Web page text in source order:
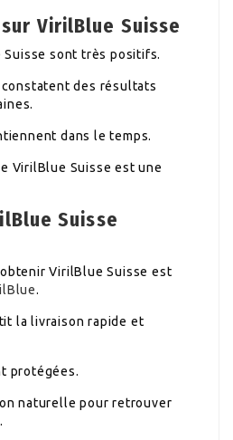
VirilBlue Suisse
Suisse sont très positifs.
des résultats
dans le temps.
VirilBlue Suisse est une
Suisse
VirilBlue Suisse est
.
la livraison rapide et
protégées.
naturelle pour retrouver